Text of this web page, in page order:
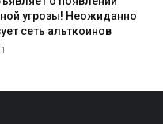
угрозы! Неожиданно
сеть альткоинов